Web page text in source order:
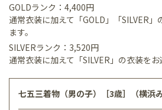
GOLDランク：4,400円
通常衣装に加えて「GOLD」「SILVER
ます。
SILVERランク：3,520円
通常衣装に加えて「SILVER」の衣装をお
七五三着物（男の子）［3歳］（横浜